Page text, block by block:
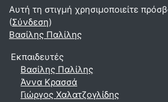
Αυτή τη στιγμή χρησιμοποιείτε
(Σύνδεση)
Βασίλης Παλίλης
Εκπαιδευτές
Βασίλης Παλίλης
Άννα Κρασσά
Γιώργος Χαλατζογλίδης